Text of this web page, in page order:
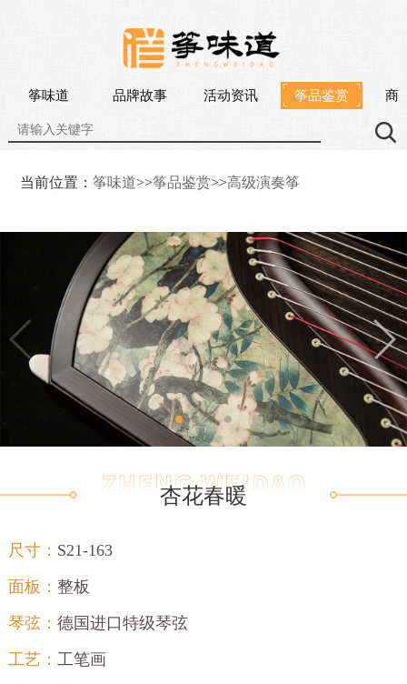
筝味道 品牌故事 活动资讯 筝品鉴赏 商
当前位置：筝味道>>筝品鉴赏>>高级演奏筝
杏花春暖
尺寸： S21-163
面板： 整板
琴弦： 德国进口特级琴弦
工艺： 工笔画